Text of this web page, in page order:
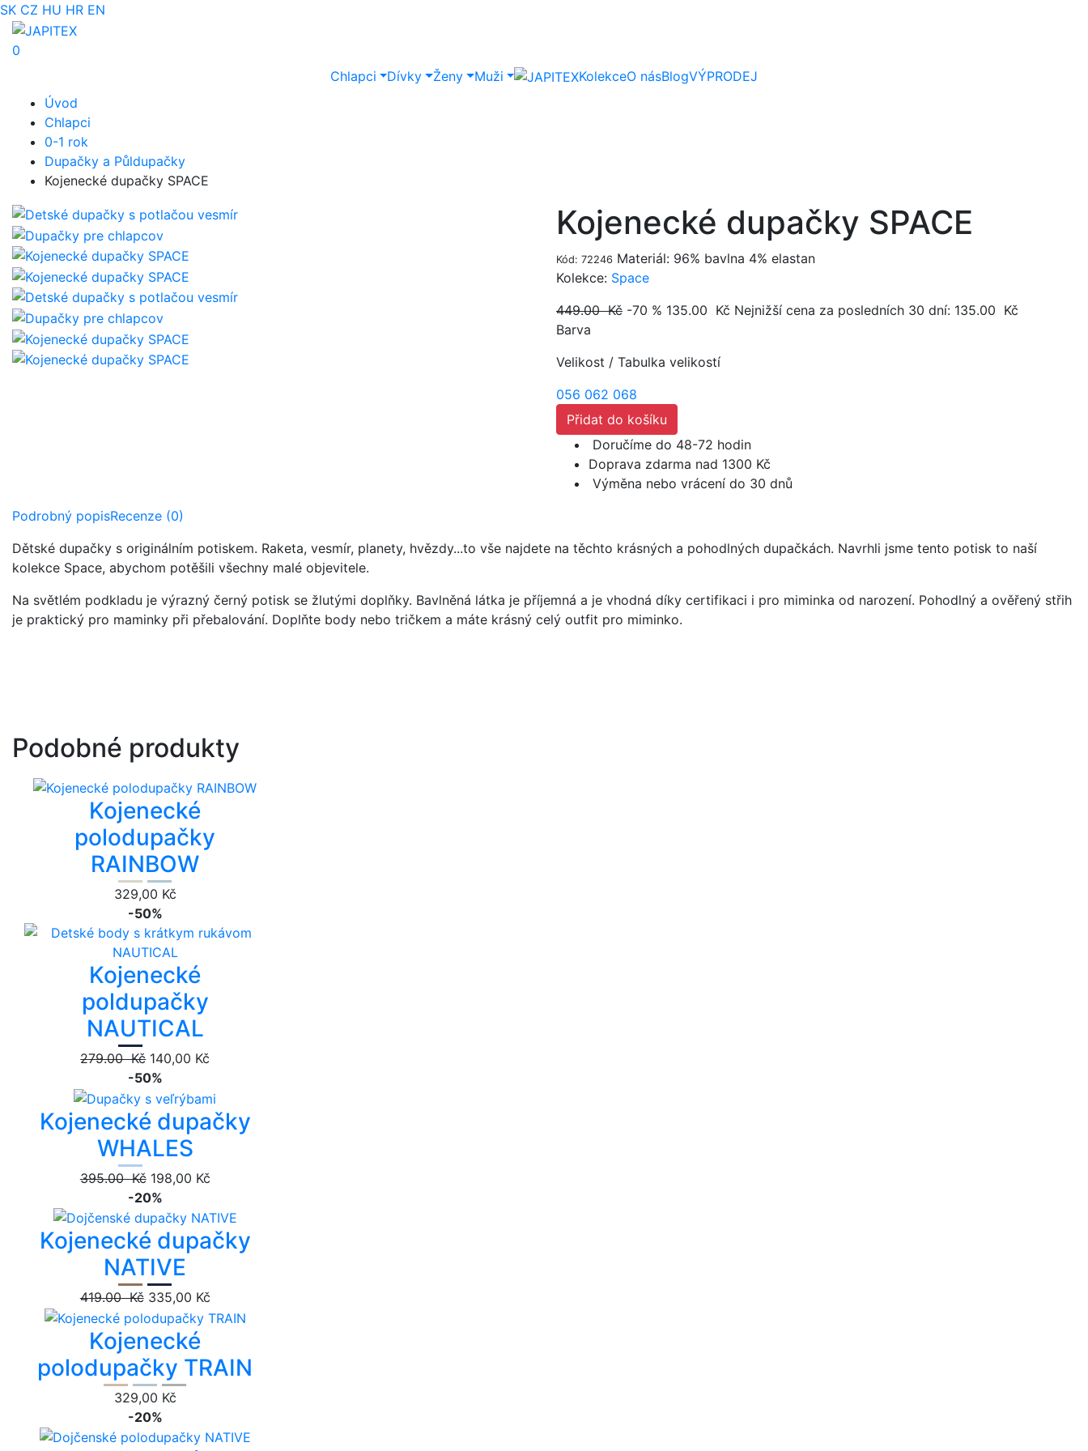
SK CZ HU HR EN
0
Chlapci
Dívky Ženy Muži KolekceO násBlogVÝPRODEJ
Úvod
Chlapci
0-1 rok
Dupačky a Půldupačky
Kojenecké dupačky SPACE
Kojenecké dupačky SPACE
Kód: 72246 Materiál: 96% bavlna 4% elastan
Kolekce: Space
449.00 Kč -70 % 135.00 Kč Nejnižší cena za posledních 30 dní: 135.00 Kč
Barva
Velikost / Tabulka velikostí
056 062 068
Přidat do košíku
Doručíme do 48-72 hodin
Doprava zdarma nad 1300 Kč
Výměna nebo vrácení do 30 dnů
Podrobný popisRecenze (0)
Dětské dupačky s originálním potiskem. Raketa, vesmír, planety, hvězdy...to vše najdete na těchto krásných a pohodlných dupačkách. Navrhli jsme tento potisk to naší
kolekce Space, abychom potěšili všechny malé objevitele.
Na světlém podkladu je výrazný černý potisk se žlutými doplňky. Bavlněná látka je příjemná a je vhodná díky certifikaci i pro miminka od narození. Pohodlný a ověřený střih
je praktický pro maminky při přebalování. Doplňte body nebo tričkem a máte krásný celý outfit pro miminko.
Podobné produkty
Kojenecké
polodupačky
RAINBOW
329,00 Kč
-50%
Kojenecké
poldupačky
NAUTICAL
279.00 Kč 140,00 Kč
-50%
Kojenecké dupačky
WHALES
395.00 Kč 198,00 Kč
-20%
Kojenecké dupačky
NATIVE
419.00 Kč 335,00 Kč
Kojenecké
polodupačky TRAIN
329,00 Kč
-20%